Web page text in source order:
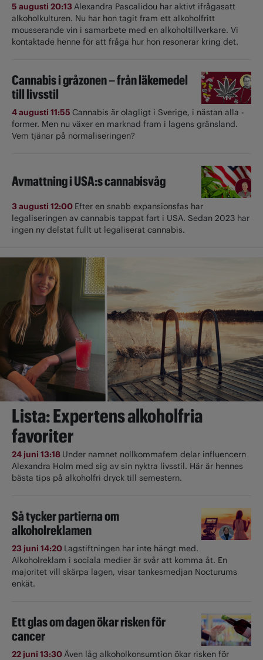
5 augusti 20:13Alexandra Pascalidou har aktivt ifrågasatt
alkoholkulturen. Nu har hon tagit fram ett alkoholfritt
mousserande vin i samarbete med en alkoholtillverkare. Vi
kontaktade henne för att fråga hur hon resonerar kring det.
Cannabis i gråzonen – från läkemedel
till livsstil
4 augusti 11:55 Cannabis är olagligt i ­Sverige, i nästan alla ­
former. Men nu växer en marknad fram i lagens gränsland.
Vem tjänar på normaliseringen?
Avmattning i USA:s cannabisvåg
3 augusti 12:00 Efter en snabb expansionsfas har
legaliseringen av cannabis tappat fart i USA. Sedan 2023 har
ingen ny delstat fullt ut ­legaliserat cannabis.
Lista: Expertens alkoholfria
favoriter
24 juni 13:18 Under namnet nollkommafem delar influencern
Alexandra Holm med sig av sin nyktra livsstil. Här är hennes
bästa tips på alkoholfri dryck till semestern.
Så tycker partierna om
alkoholreklamen
23 juni 14:20 Lagstiftningen har inte hängt med.
Alkoholreklam i sociala medier är svår att komma åt. En
majoritet vill skärpa lagen, visar tankesmedjan Nocturums
enkät.
Ett glas om dagen ökar risken för
cancer
22 juni 13:30Även låg alkoholkonsumtion ökar risken för